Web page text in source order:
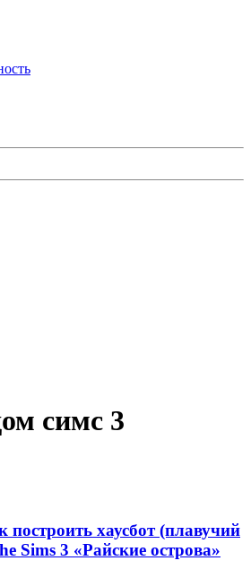
симс 3
построить хаусбот (плавучий
Sims 3 «Райские острова»